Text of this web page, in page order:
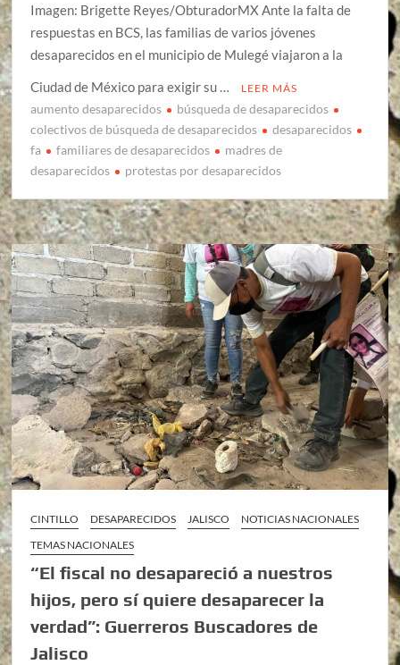
Imagen: Brigette Reyes/ObturadorMX Ante la falta de
respuestas en BCS, las familias de varios jóvenes
desaparecidos en el municipio de Mulegé viajaron a la
Ciudad de México para exigir su …
LEER MÁS
aumento desaparecidos
búsqueda de desaparecidos
colectivos de búsqueda de desaparecidos
desaparecidos
fa
familiares de desaparecidos
madres de
desaparecidos
protestas por desaparecidos
CINTILLO DESAPARECIDOS JALISCO
NOTICIAS NACIONALES
TEMAS NACIONALES
“El fiscal no desapareció a nuestros
hijos, pero sí quiere desaparecer la
verdad”: Guerreros Buscadores de
Jalisco